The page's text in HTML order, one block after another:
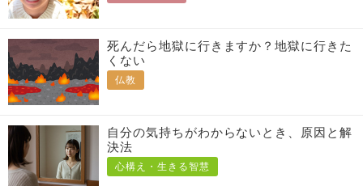
死んだら地獄に行きますか？地獄に行きた
くない
仏教
自分の気持ちがわからないとき、原因と解
決法
心構え・生きる智慧